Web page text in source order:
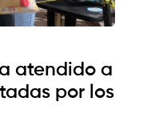
atendido a
por los